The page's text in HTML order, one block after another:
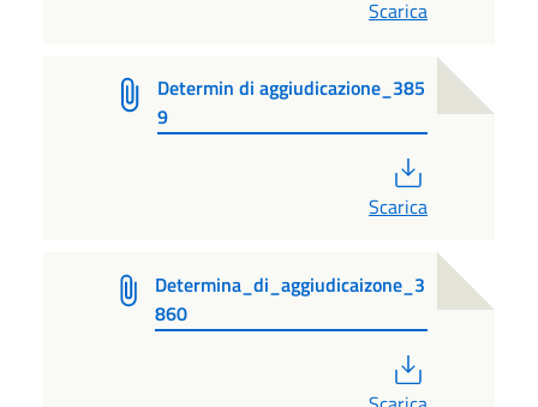
Scarica
Determin di aggiudicazione_385
9
Scarica
Determina_di_aggiudicaizone_3
860